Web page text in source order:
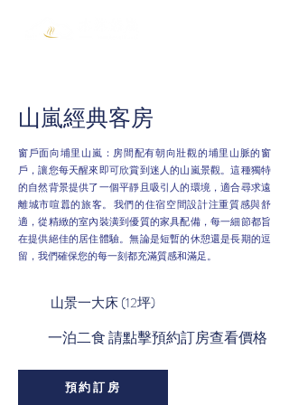
山嵐經典客房
窗戶面向埔里山嵐：房間配有朝向壯觀的埔里山脈的窗
戶，讓您每天醒來即可欣賞到迷人的山嵐景觀。這種獨特
的自然背景提供了一個平靜且吸引人的環境，適合尋求遠
離城市喧囂的旅客。​我們的住宿空間設計注重質感與舒
適，從精緻的室內裝潢到優質的家具配備，每一細節都旨
在提供絕佳的居住體驗。無論是短暫的休憩還是長期的逗
留，我們確保您的每一刻都充滿質感和滿足。
​山景一大床 (12坪)
一泊二食 請點擊預約訂房查看價格
預約訂房